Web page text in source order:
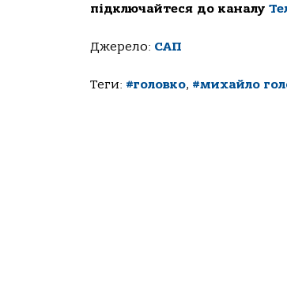
підключайтеся до каналу
Джерело: САП
Теги: #головко, #михайло